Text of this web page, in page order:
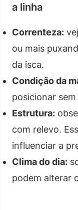
a linha
Correnteza:
ou mais
da isca.
Condição da
posicionar
Estrutura:
com relevo.
influenciar a
Clima do dia:
podem alterar